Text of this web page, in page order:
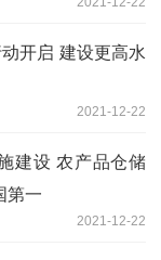
开启 建设更高水
2021-12-22
建设 农产品仓储
第一
2021-12-22